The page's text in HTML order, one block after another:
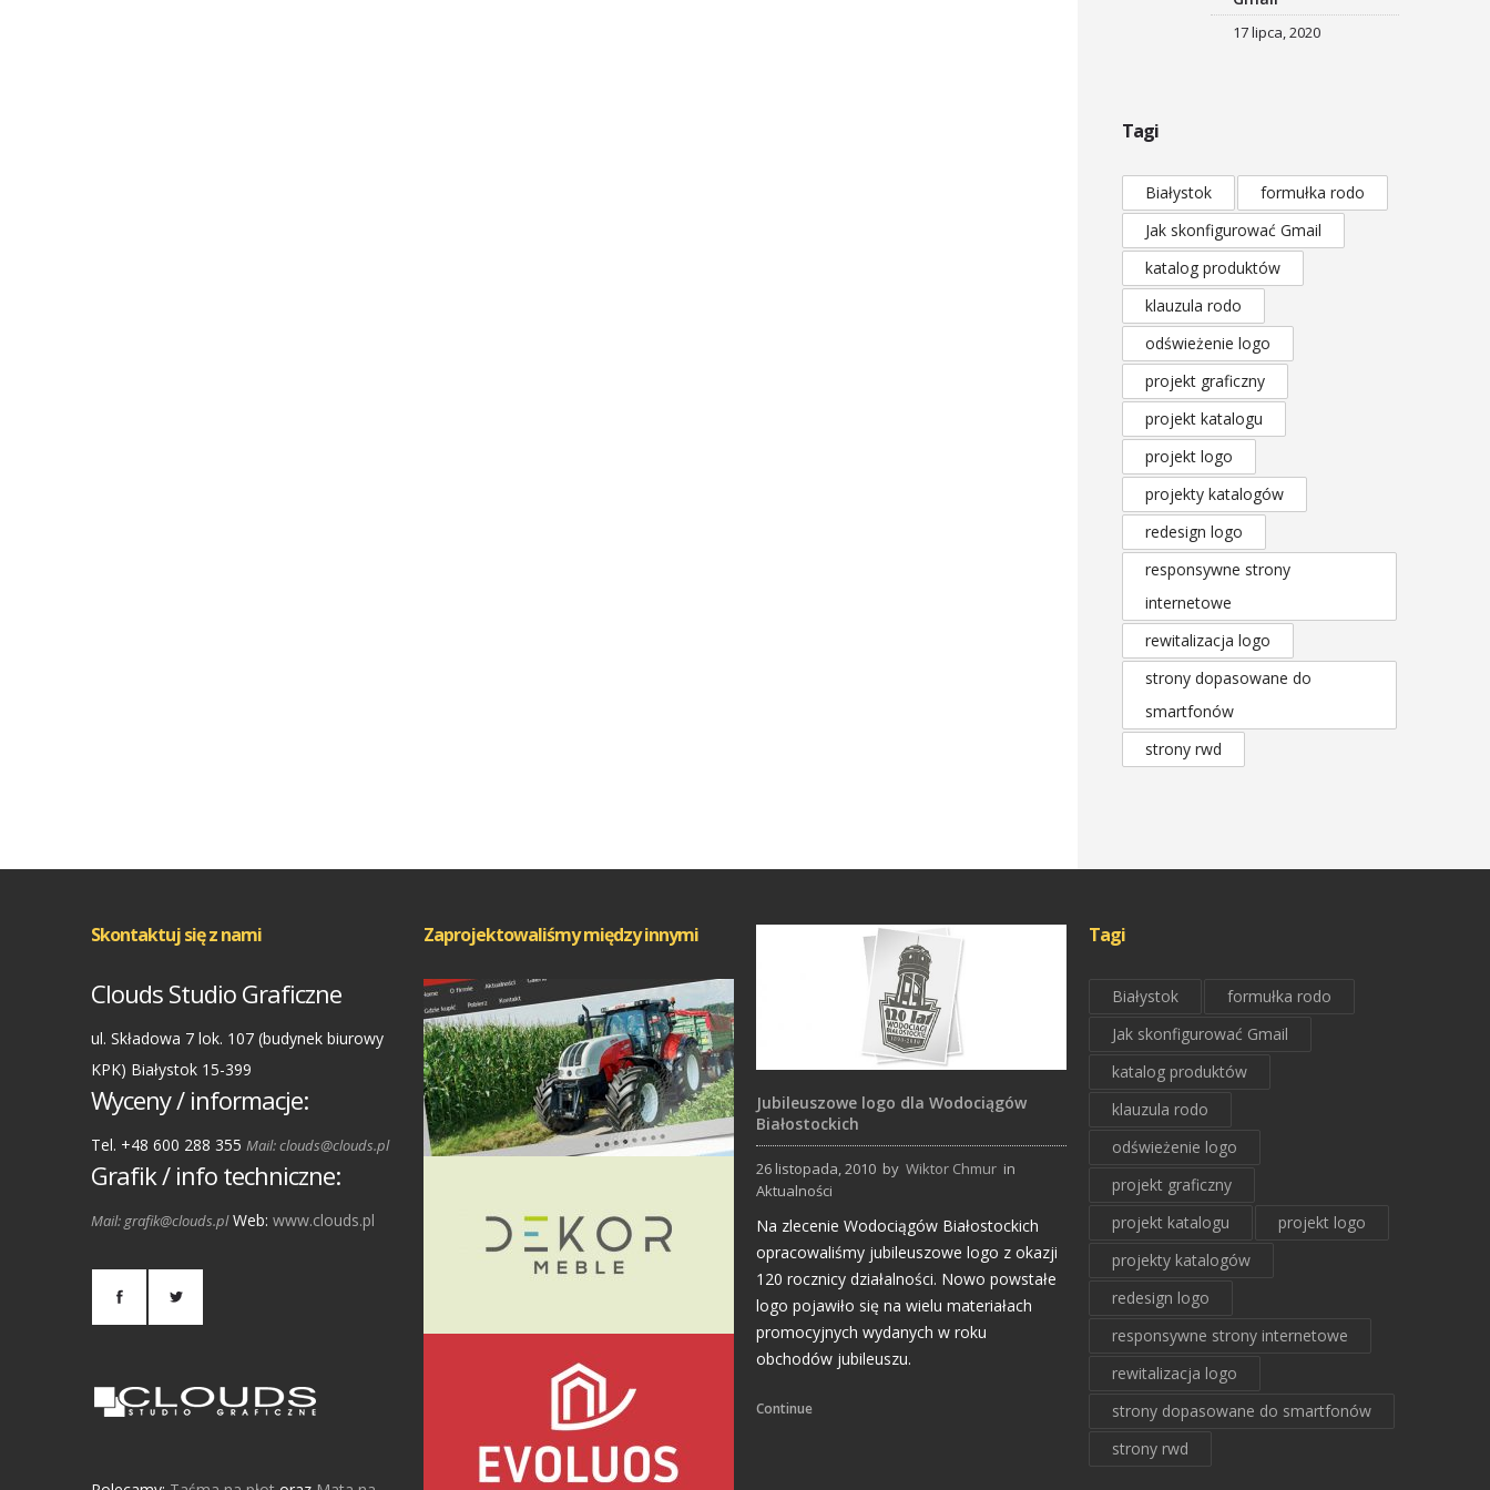
17 lipca, 2020
Tagi
Białystok
formułka rodo
Jak skonfigurować Gmail
katalog produktów
klauzula rodo
odświeżenie logo
projekt graficzny
projekt katalogu
projekt logo
projekty katalogów
redesign logo
responsywne strony
internetowe
rewitalizacja logo
strony dopasowane do
smartfonów
strony rwd
Skontaktuj się z nami
Clouds Studio Graficzne
ul. Składowa 7 lok. 107 (budynek biurowy
KPK) Białystok 15-399
Wyceny / informacje:
Tel. +48 600 288 355 Mail: clouds@clouds.pl
Grafik / info techniczne:
Mail: grafik@clouds.plWeb: www.clouds.pl
Zaprojektowaliśmy między innymi
Projekty logo
Jubileuszowe logo dla Wodociągów
Białostockich
26 listopada, 2010 by Wiktor Chmur in
Aktualności
Na zlecenie Wodociągów Białostockich
opracowaliśmy jubileuszowe logo z okazji
120 rocznicy działalności. Nowo powstałe
logo pojawiło się na wielu materiałach
promocyjnych wydanych w roku
obchodów jubileuszu.
Continue
Tagi
Białystok
formułka rodo
Jak skonfigurować Gmail
katalog produktów
klauzula rodo
odświeżenie logo
projekt graficzny
projekt katalogu
projekt logo
projekty katalogów
redesign logo
responsywne strony internetowe
rewitalizacja logo
strony dopasowane do smartfonów
strony rwd